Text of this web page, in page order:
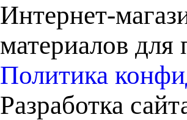
Интернет-
материалов для
Политика
Разработка